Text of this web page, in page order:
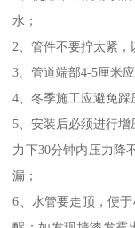
水；
2、管件不要拧太紧，
3、管道端部4-5厘米应
4、冬季施工应避免踩
5、安装后必须进行
力下30分钟内压力降
漏；
6、水管要走顶，便